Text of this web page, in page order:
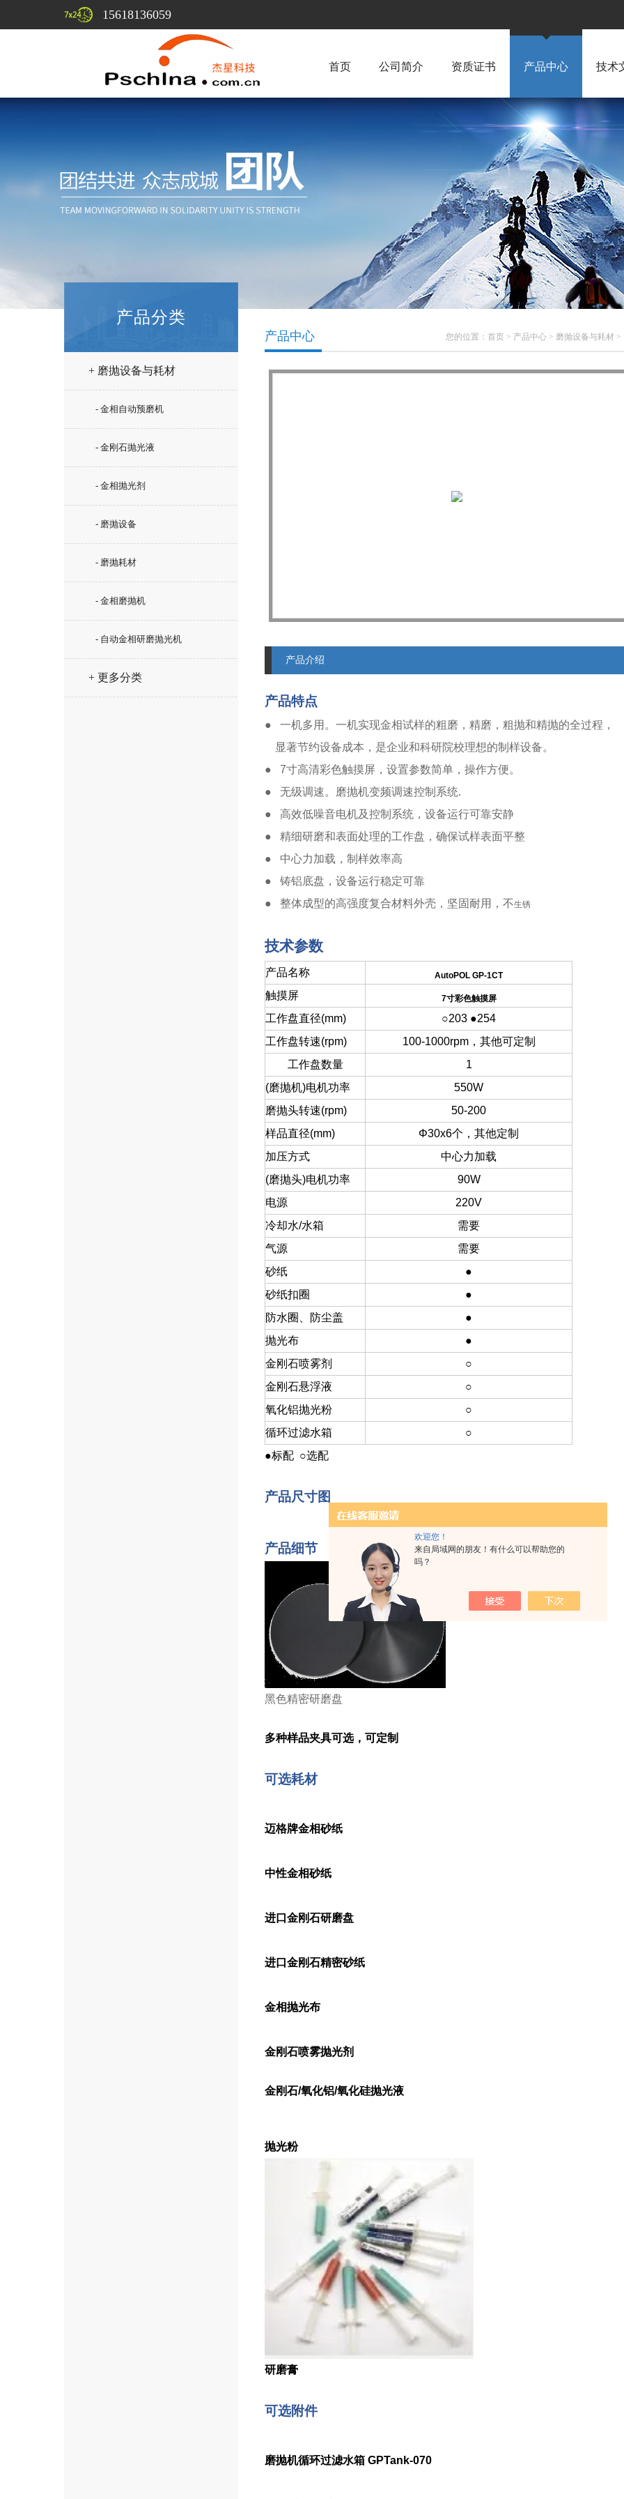
欢迎您！
来自局域网的朋友！有什么可以帮助您的
吗？
15618136059
首页 公司简介 资质证书 产品中心 技术
产品分类
+ 磨抛设备与耗材
- 金相自动预磨机
- 金刚石抛光液
- 金相抛光剂
- 磨抛设备
- 磨抛耗材
- 金相磨抛机
- 自动金相研磨抛光机
+ 更多分类
您的位置： 首页 > 产品中心 > 磨抛设备与耗材 >
产品中心
产品介绍
产品特点
● 一机多用。一机实现金相试样的粗磨，精磨，粗抛和精抛的全过程，
显著节约设备成本，是企业和科研院校理想的制样设备。
● 7寸高清彩色触摸屏，设置参数简单，操作方便。
● 无级调速。磨抛机变频调速控制系统.
● 高效低噪音电机及控制系统，设备运行可靠安静
● 精细研磨和表面处理的工作盘，确保试样表面平整
● 中心力加载，制样效率高
● 铸铝底盘，设备运行稳定可靠
● 整体成型的高强度复合材料外壳，坚固耐用，不生锈
技术参数
产品名称 AutoPOL GP-1CT
触摸屏 7寸彩色触摸屏
工作盘直径(mm)
○203 ●254
工作盘转速(rpm)
100-1000rpm，其他可定制
工作盘数量
1
(磨抛机)电机功率
550W
磨抛头转速(rpm)
50-200
样品直径(mm)
Φ30x6个，其他定制
加压方式
中心力加载
(磨抛头)电机功率
90W
电源
220V
冷却水/水箱
需要
气源
需要
砂纸
●
砂纸扣圈
●
防水圈、防尘盖
●
抛光布
●
金刚石喷雾剂
○
金刚石悬浮液
○
氧化铝抛光粉
○
循环过滤水箱
○
●标配 ○选配
产品尺寸图
产品细节
黑色精密研磨盘
多种样品夹具可选，可定制
可选耗材
迈格牌金相砂纸
中性金相砂纸
进口金刚石研磨盘
进口金刚石精密砂纸
金相抛光布
金刚石喷雾抛光剂
金刚石/氧化铝/氧化硅抛光液
抛光粉
研磨膏
可选附件
磨抛机循环过滤水箱 GPTank-070